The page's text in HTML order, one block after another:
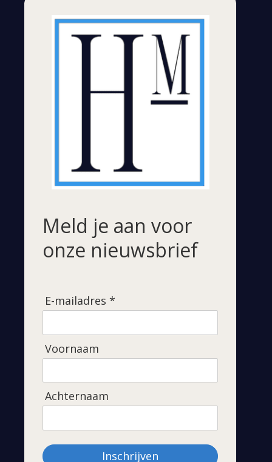
Meld je aan voor
onze nieuwsbrief
E-mailadres *
Voornaam
Achternaam
Inschrijven